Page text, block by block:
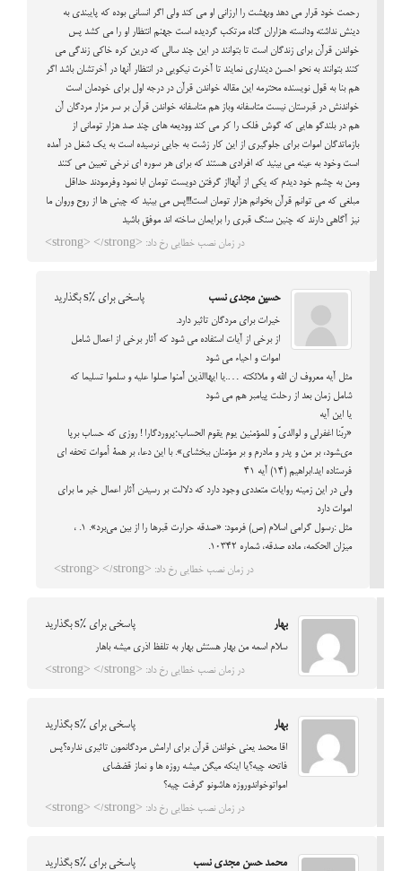
رحمت خود قرار می دهد وبهشت را ارزانی او می کند ولی اگر انسانی بوده که پایبندی به
دینش نداشته ودانسته هزاران گناه مرتکب گردیده است جهنم انتظار او را می کشد پس
خواندن قرآن برای زندگان است تا بتوانند در این چند سالی که درین کره خاکی زندگی می
کنند بتوانند به نحو احسن دینداری نمایند تا آخرت نیکویی در انتظار آنها در آخرتشان باشد اگر
هم بنا به قول نویسنده محترمه این مقاله خواندن قرآن در درجه اول برای خودمان است
خواندنش در قبرستان نیست متاسفانه وباز هم متاسفانه خواندن قرآن بر سر مزار مردگان آن
هم در بلندگو هایی که گوش فلک را کر می کند وودیعه های چند صد هزار تومانی از
بازماتدگان اموات برای جلوگیری از این کار زشت به جایی نرسیده است به یک شغل در آمده
است وخود به عینه می بینید که افرادی هستند که برای هر سوره ای نرخی تعیین می کنند
ومن به چشم خود دیدم که یکی از آنهااز گرفتن دویست تومان ابا نمود وفرمودند حداقل
مبلغی که می توانم قرآن بخوانم هزار تومان است!!!پس می بینید که چینی ها از روح وروان ما
نیز آگاهی دارند که چنین سنگ قبری را برایمان ساخته اند موفق باشید
در زمان نصب خطایی رخ داد: <strong> </strong>
حسین مجدی نسب پاسخی برای %s بگذارید
خیرات برای مردگان تاثیر دارد.
از برخی از آیات استفاده می شود که آثار برخی از اعمال شامل
اموات و احیاء می شود
مثل آیه معروف ان الله و ملائکته ….یا ایهاالذین آمنوا صلوا علیه و سلموا تسلیما که
شامل زمان بعد از رحلت پیامبر هم می شود
یا این آیه
«ربّنا اغفرلی و لوالدیّ و للمؤمنین یوم یقوم الحساب؛پروردگارا ! روزى که حساب برپا
مى‏شود، بر من و پدر و مادرم و بر مؤمنان ببخشاى». با این دعا، بر همۀ أموات تحفه ای
فرستاده اید.ابراهیم (14) آیه 41
ولی در این زمینه روایات متعددی وجود دارد که دلالت بر رسیدن آثار اعمال خیر ما برای
اموات دارد
مثل :رسول گرامی اسلام (ص) فرمود: «صدقه حرارت قبرها را از بین می‌برد». 1. ،
میزان الحکمه، ماده صدقه، شماره 10342.
در زمان نصب خطایی رخ داد: <strong> </strong>
بهار پاسخی برای %s بگذارید
سلام اسمه من بهار هستش بهار به تلفظ اذری میشه باهار
در زمان نصب خطایی رخ داد: <strong> </strong>
بهار پاسخی برای %s بگذارید
اقا محمد یعنی خواندن قرآن برای ارامش مردگانمون تاثیری نداره؟پس
فاتحه چیه؟یا اینکه میگن میشه روزه ها و نماز قضضای
امواتوخواندوروزه هاشونو گرفت چیه؟
در زمان نصب خطایی رخ داد: <strong> </strong>
محمد حسن مجدی نسب پاسخی برای %s بگذارید